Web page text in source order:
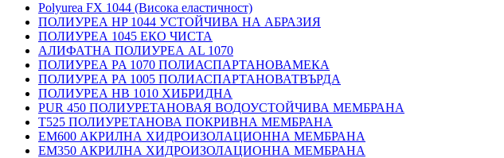
Polyurea FX 1044 (Висока еластичност)
ПОЛИУРЕА HP 1044 УСТОЙЧИВА НА АБРАЗИЯ
ПОЛИУРЕА 1045 ЕКО ЧИСТА
АЛИФАТНА ПОЛИУРЕА AL 1070
ПОЛИУРЕА PA 1070 ПОЛИАСПАРТАНОВАМЕКА
ПОЛИУРЕА PA 1005 ПОЛИАСПАРТАНОВАТВЪРДА
ПОЛИУРЕА HB 1010 ХИБРИДНА
PUR 450 ПОЛИУРЕТАНОВАЯ ВОДОУСТОЙЧИВА МЕМБРАНА
T525 ПОЛИУРЕТАНОВА ПОКРИВНА МЕМБРАНА
EM600 АКРИЛНА ХИДРОИЗОЛАЦИОННА МЕМБРАНА
EM350 АКРИЛНА ХИДРОИЗОЛАЦИОННА МЕМБРАНА